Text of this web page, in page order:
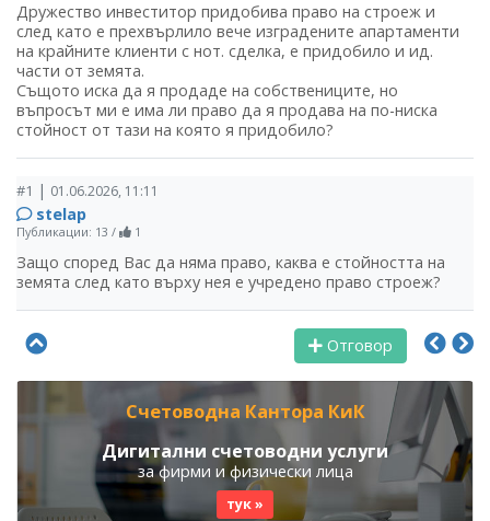
Дружество инвеститор придобива право на строеж и
след като е прехвърлило вече изградените апартаменти
на крайните клиенти с нот. сделка, е придобило и ид.
части от земята.
Същото иска да я продаде на собствениците, но
въпросът ми е има ли право да я продава на по-ниска
стойност от тази на която я придобило?
#1 | 01.06.2026, 11:11
stelap
Публикации: 13 / 1
Защо според Вас да няма право, каква е стойността на
земята след като върху нея е учредено право строеж?
Отговор
Счетоводна Кантора КиК
Дигитални счетоводни услуги
за фирми и физически лица
тук »